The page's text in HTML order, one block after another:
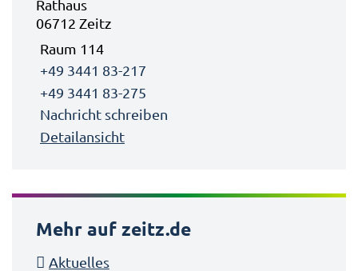
Rathaus
06712 Zeitz
Raum 114
+49 3441 83-217
+49 3441 83-275
Nachricht schreiben
Detailansicht
Mehr auf zeitz.de
Aktuelles